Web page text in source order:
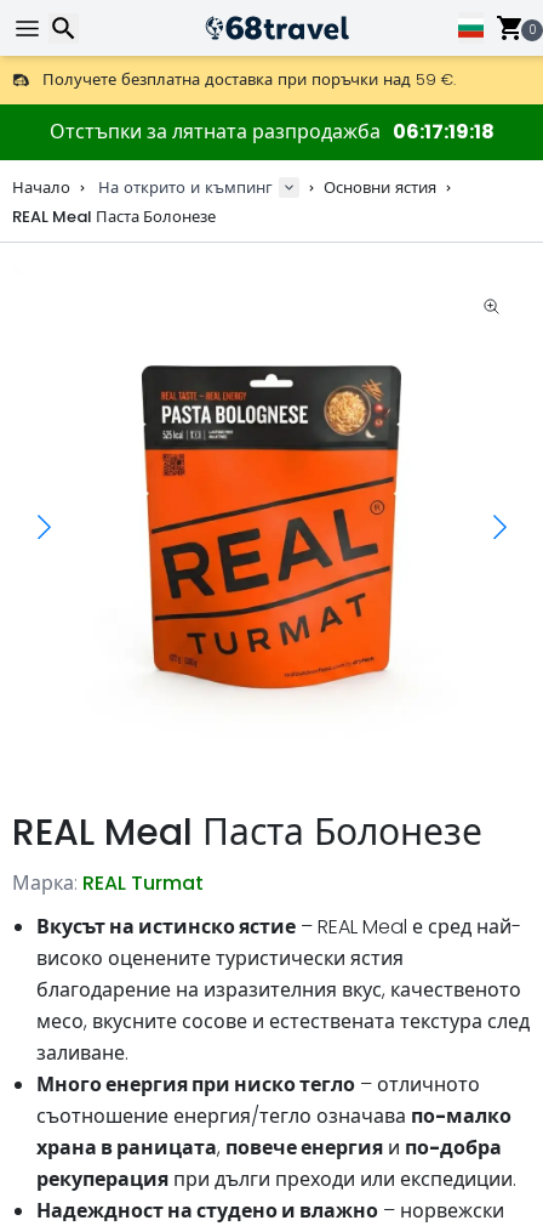
0
Получете безплатна доставка при поръчки над 59 €.
Предлага се и DHL Express за една нощ.
30 дни за връщане, 90 дни за дървени карти и декорации.
Най-добрите цени за outdoor екипировка и аксесоари.
Отстъпки за лятната разпродажба 06 17 19 17
Начало На открито и къмпинг
Основни ястия
REAL Meal Паста Болонезе
REAL Meal Паста Болонезе
Марка: REAL Turmat
Вкусът на истинско ястие – REAL Meal е сред най-
високо оценените туристически ястия
благодарение на изразителния вкус, качественото
месо, вкусните сосове и естествената текстура след
заливане.
Много енергия при ниско тегло – отличното
съотношение енергия/тегло означава по-малко
храна в раницата, повече енергия и по-добра
рекуперация при дълги преходи или експедиции.
Надеждност на студено и влажно – норвежски
Търсене